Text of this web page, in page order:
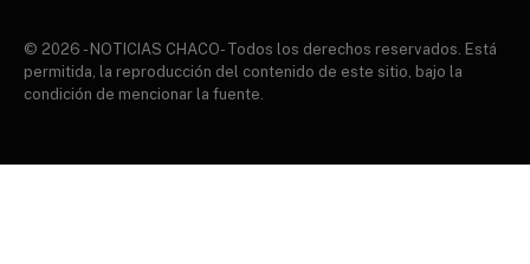
© 2026 - NOTICIAS CHACO- Todos los derechos reservados. Está
permitida, la reproducción del contenido de este sitio, bajo la
condición de mencionar la fuente.